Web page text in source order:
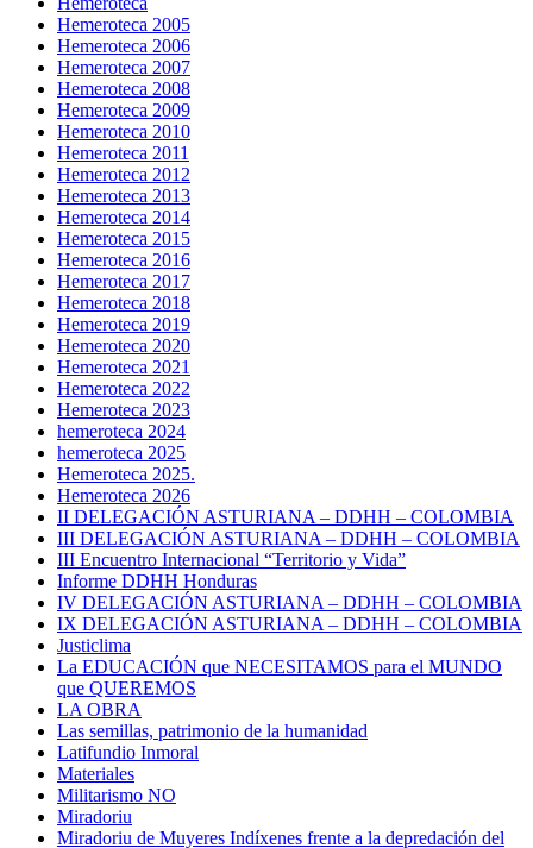
Hemeroteca 2005
Hemeroteca 2006
Hemeroteca 2007
Hemeroteca 2008
Hemeroteca 2009
Hemeroteca 2010
Hemeroteca 2011
Hemeroteca 2012
Hemeroteca 2013
Hemeroteca 2014
Hemeroteca 2015
Hemeroteca 2016
Hemeroteca 2017
Hemeroteca 2018
Hemeroteca 2019
Hemeroteca 2020
Hemeroteca 2021
Hemeroteca 2022
Hemeroteca 2023
hemeroteca 2024
hemeroteca 2025
Hemeroteca 2025.
Hemeroteca 2026
II DELEGACIÓN ASTURIANA – DDHH – COLOMBIA
III DELEGACIÓN ASTURIANA – DDHH – COLOMBIA
III Encuentro Internacional “Territorio y Vida”
Informe DDHH Honduras
IV DELEGACIÓN ASTURIANA – DDHH – COLOMBIA
IX DELEGACIÓN ASTURIANA – DDHH – COLOMBIA
Justiclima
La EDUCACIÓN que NECESITAMOS para el MUNDO
que QUEREMOS
LA OBRA
Las semillas, patrimonio de la humanidad
Latifundio Inmoral
Materiales
Militarismo NO
Miradoriu
Miradoriu de Muyeres Indíxenes frente a la depredación del